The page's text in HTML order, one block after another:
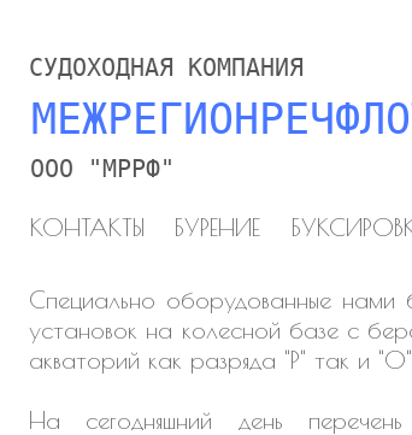
СУДОХОДНАЯ КОМПАНИЯ
ООО "МРРФ"
КОНТАКТЫ БУРЕНИЕ
Специально оборудованные нами
установок на колесной базе с
акваторий как разряда "Р" так и "О".
На сегодняшний день